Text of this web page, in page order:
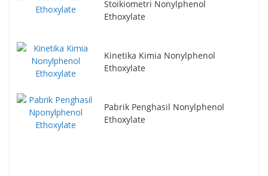
Kinetika Kimia Nonylphenol
Pabrik Penghasil Nonylphenol
Ikatan Kimia Nonylphenol